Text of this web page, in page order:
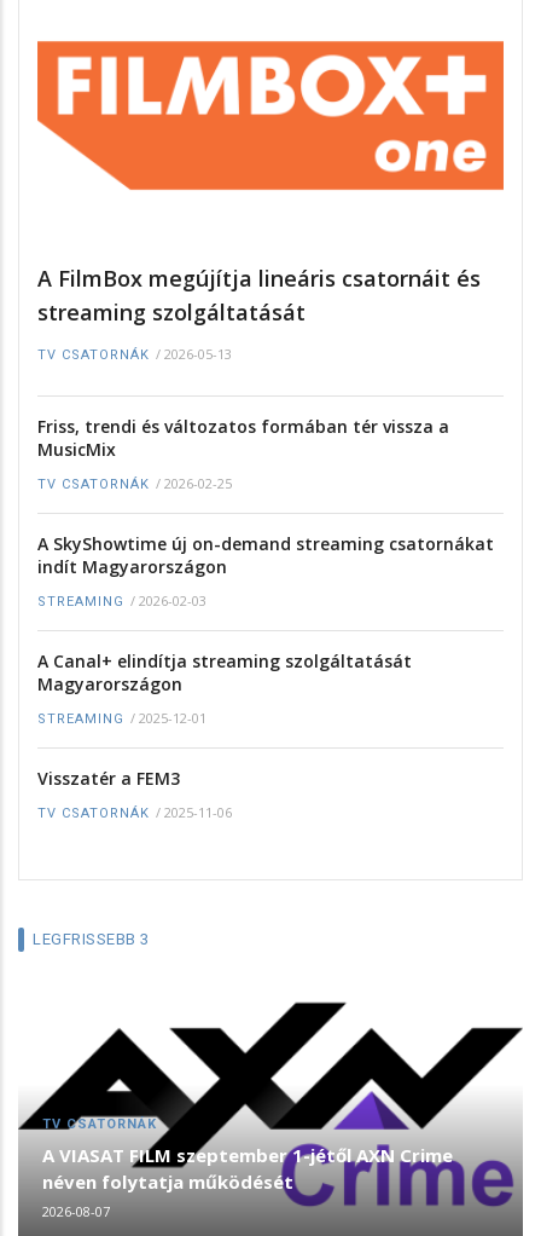
A FilmBox megújítja lineáris csatornáit és
streaming szolgáltatását
TV CSATORNÁK / 2026-05-13
Friss, trendi és változatos formában tér vissza a
MusicMix
TV CSATORNÁK / 2026-02-25
A SkyShowtime új on-demand streaming csatornákat
indít Magyarországon
STREAMING / 2026-02-03
A Canal+ elindítja streaming szolgáltatását
Magyarországon
STREAMING / 2025-12-01
Visszatér a FEM3
TV CSATORNÁK / 2025-11-06
LEGFRISSEBB 3
TV CSATORNÁK
A VIASAT FILM szeptember 1-jétől AXN Crime
néven folytatja működését
2026-08-07